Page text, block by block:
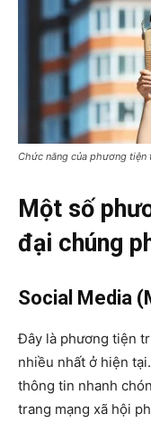
Chức năng của phương
Một số
đại chúng
Social Media
Đây là phương tiện
nhiều nhất ở hiện
thông tin nhanh
trang mạng xã hội